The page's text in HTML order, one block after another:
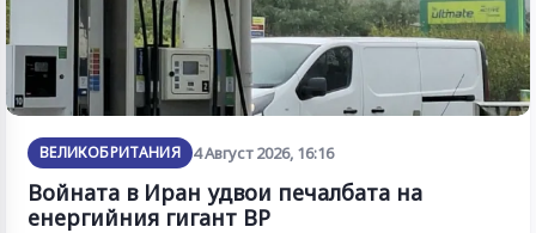
ВЕЛИКОБРИТАНИЯ 4 Август 2026, 16:16
Войната в Иран удвои печалбата на
енергийния гигант BP